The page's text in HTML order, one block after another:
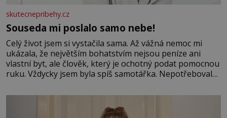
skutecnepribehy.cz
Souseda mi poslalo samo nebe!
Celý život jsem si vystačila sama. Až vážná nemoc mi
ukázala, že největším bohatstvím nejsou peníze ani
vlastní byt, ale člověk, který je ochotný podat pomocnou
ruku. Vždycky jsem byla spíš samotářka. Nepotřebovala
mi knihy, práce a hlavně klid. Hned po studiích jsem